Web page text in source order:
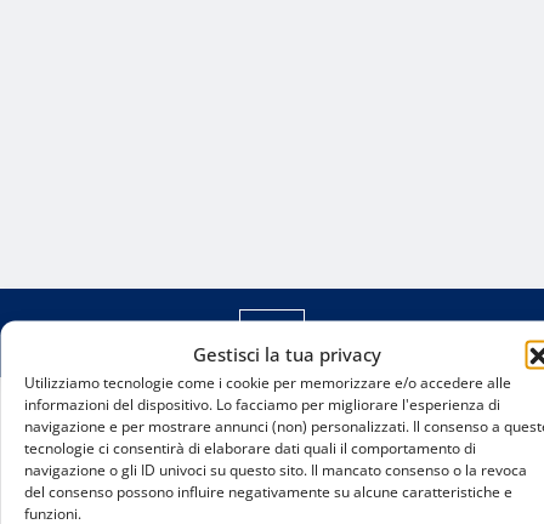
Gestisci la tua privacy
Utilizziamo tecnologie come i cookie per memorizzare e/o accedere alle
informazioni del dispositivo. Lo facciamo per migliorare l'esperienza di
navigazione e per mostrare annunci (non) personalizzati. Il consenso a
tecnologie ci consentirà di elaborare dati quali il comportamento di
navigazione o gli ID univoci su questo sito. Il mancato consenso o la revoca
del consenso possono influire negativamente su alcune caratteristiche e
funzioni.
Home
Duathlon in Lombardia: crescita, gare e passione
per uno degli sport endurance più completi